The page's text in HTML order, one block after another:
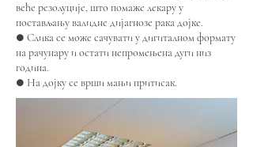
веће резолуције, што помаже лекару у
постављању валидне дијагнозе рака дојке.
● Слика се може сачувати у дигиталном формату
на рачунару и остати непромењена дуги низ
година.
● На дојку се врши мањи притисак.